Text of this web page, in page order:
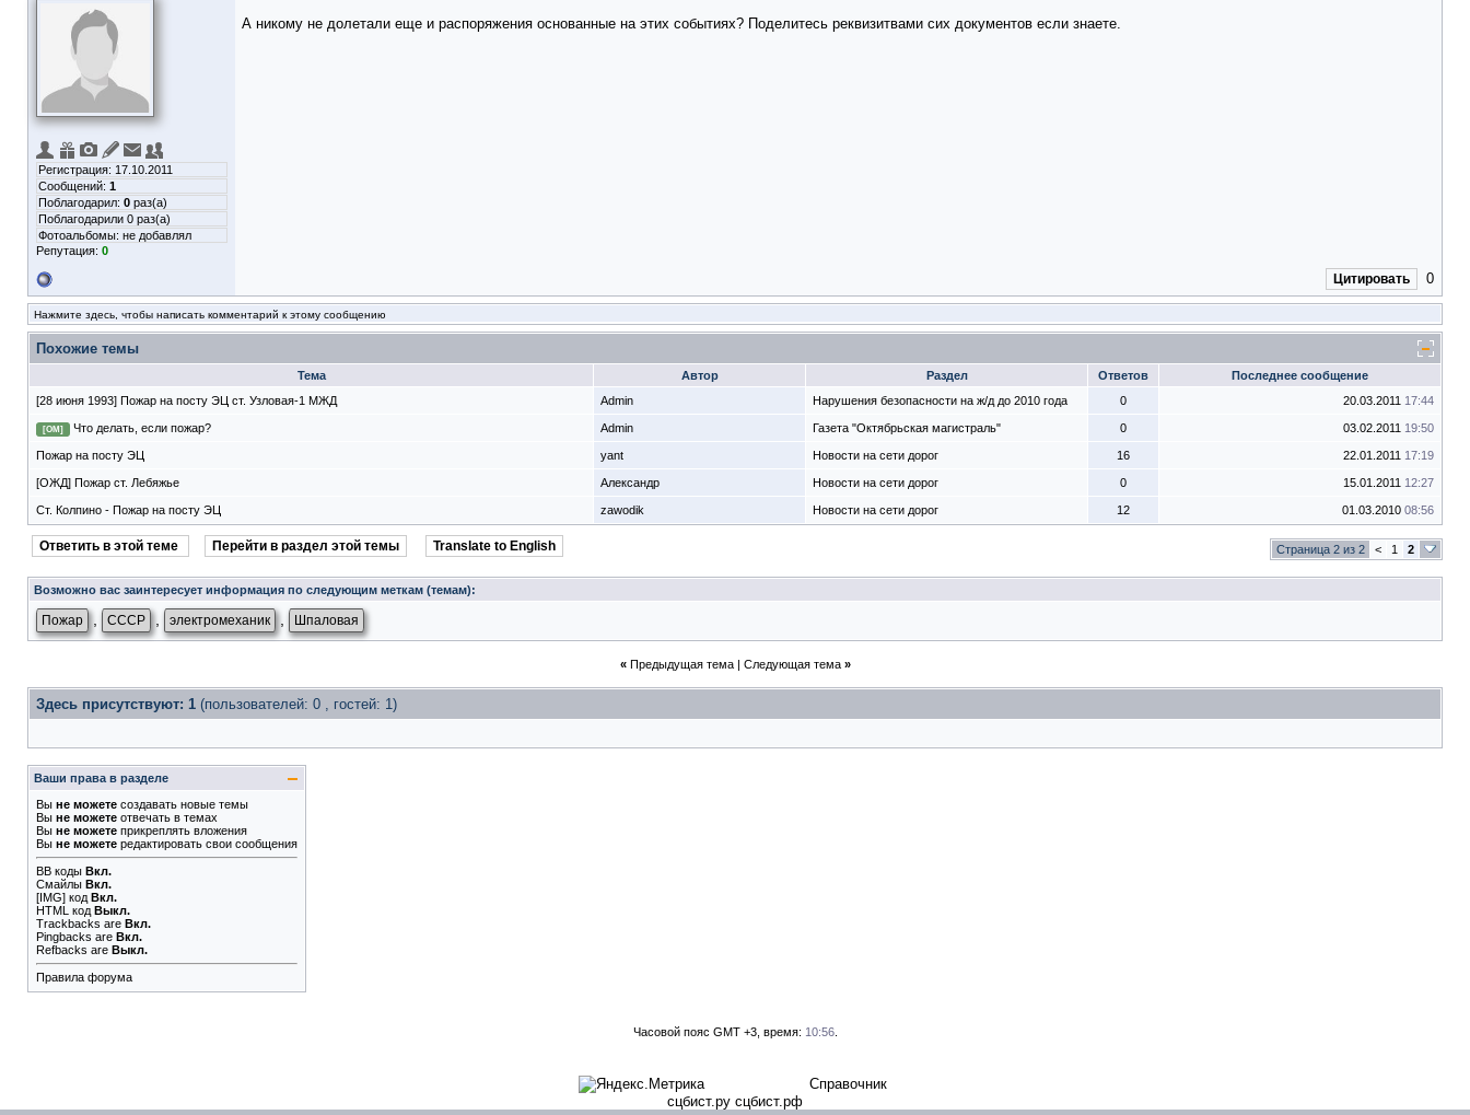
Регистрация: 17.10.2011
Сообщений: 1
Поблагодарил: 0 раз(а)
Поблагодарили 0 раз(а)
Фотоальбомы: не добавлял
Репутация: 0
А никому не долетали еще и распоряжения основанные на этих событиях? Поделитесь реквизитвами сих документов если знаете.
Цитировать 0
Нажмите здесь, чтобы написать комментарий к этому сообщению
Похожие темы
Тема Автор Раздел Ответов
Последнее сообщение
[28 июня 1993] Пожар на посту ЭЦ ст. Узловая-1 МЖД
Admin Нарушения безопасности на ж/д до 2010 года 0 20.03.2011 17:44
[ОМ] Что делать, если пожар? Admin Газета "Октябрьская магистраль" 0 03.02.2011 19:50
Пожар на посту ЭЦ yant Новости на сети дорог 16 22.01.2011 17:19
[ОЖД] Пожар ст. Лебяжье Александр Новости на сети дорог 0 15.01.2011 12:27
Ст. Колпино - Пожар на посту ЭЦ zawodik Новости на сети дорог 12 01.03.2010 08:56
Ответить в этой теме Перейти в раздел этой темы Translate to English Страница 2 из 2 < 1 2
Возможно вас заинтересует информация по следующим меткам (темам):
Пожар СССР электромеханик Шпаловая
« Предыдущая тема| Следующая тема »
Здесь присутствуют: 1 (пользователей: 0 , гостей: 1)
Ваши права в разделе
Вы не можете создавать новые темы
Вы не можете отвечать в темах
Вы не можете прикреплять вложения
Вы не можете редактировать свои сообщения
BB коды Вкл.
Смайлы Вкл.
[IMG] код Вкл.
HTML код Выкл.
Trackbacks are Вкл.
Pingbacks are Вкл.
Refbacks are Выкл.
Правила форума
Часовой пояс GMT +3, время: 10:56.
Справочник
сцбист.ру сцбист.рф